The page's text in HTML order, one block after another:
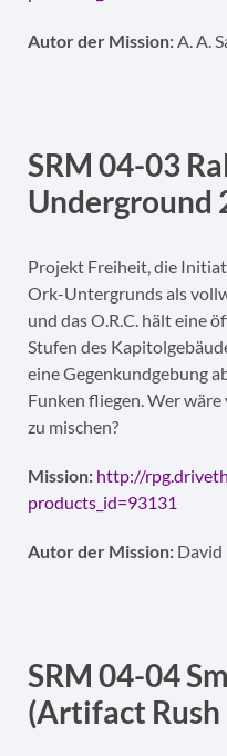
Autor der Mission:A. A.
SRM 04-03
Underground
Projekt Freiheit, die
Ork-Untergrunds als
und das O.R.C. hält eine
Stufen des
eine Gegenkundgebung
Funken fliegen. Wer
zu mischen?
Mission: http://
products_id=93131
Autor der Mission: David
SRM 04-04
(Artifact Rush